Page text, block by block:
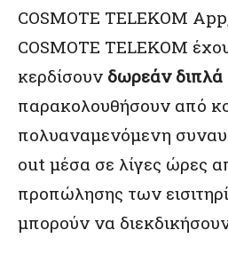
COSMOTE TELEKOM
COSMOTE TELEKOM
κερδίσουν δωρεάν διπλά
παρακολουθήσουν από
πολυαναμενόμενη
out μέσα σε λίγες ώρες
προπώλησης των
μπορούν να